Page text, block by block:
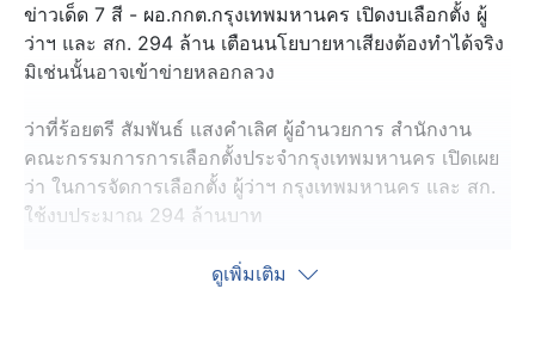
ข่าวเด็ด 7 สี - ผอ.กกต.กรุงเทพมหานคร เปิดงบเลือกตั้ง ผู้
ว่าฯ และ สก. 294 ล้าน เตือนนโยบายหาเสียงต้องทำได้จริง
มิเช่นนั้นอาจเข้าข่ายหลอกลวง
ว่าที่ร้อยตรี สัมพันธ์ แสงคำเลิศ ผู้อำนวยการ สำนักงาน
คณะกรรมการการเลือกตั้งประจำกรุงเทพมหานคร เปิดเผย
ว่า ในการจัดการเลือกตั้ง ผู้ว่าฯ กรุงเทพมหานคร และ สก.
ใช้งบประมาณ 294 ล้านบาท
โดยจะเปิดรับสมัคร ระหว่างวันที่ 28 พฤษภาคม - 1
ดูเพิ่มเติม